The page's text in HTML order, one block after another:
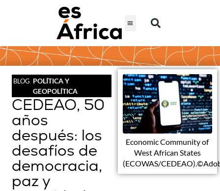
BLOG POLÍTICA Y
GEOPOLÍTICA
CEDEAO, 50
años
después: los
desafíos de
democracia,
paz y
Economic Community of
West African States
(ECOWAS/